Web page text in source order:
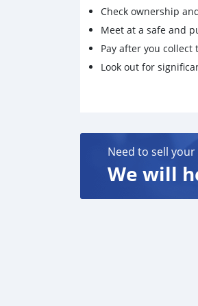
ราคา 534,000 บ. ผ่อน
Brand. : MITSUBISHI
Model. : TRITON
Engine. : 2500 Type. : ดี
Gearbox. : A/T Color. :
ยอดจัด : 544,000 บาท
เงินดาวน์. : 0 บาท
ประกันภัย : ฟรีประกันภัย
ค่าดำเนินการ : 10,000
รวมออกรถ 0 บาท
Check ownership
Meet at a safe and
Pay after you
Look out for
Need to sell
We will